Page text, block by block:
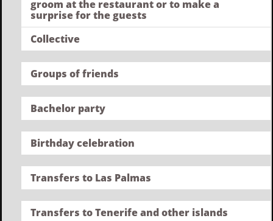
groom at the restaurant or to make a
surprise for the guests
Collective
Groups of friends
Bachelor party
Birthday celebration
Transfers to Las Palmas
Transfers to Tenerife and other islands